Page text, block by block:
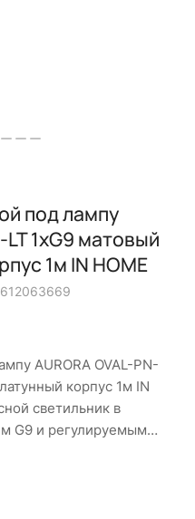
под лампу
1хG9 матовый
1м IN HOME
AURORA OVAL-PN-
корпус 1м IN
светильник в
G9 и регулируемым
стеклянный